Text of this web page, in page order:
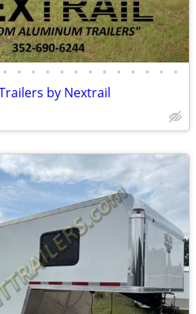
• • • • • • • • • • • • •
by Nextrail